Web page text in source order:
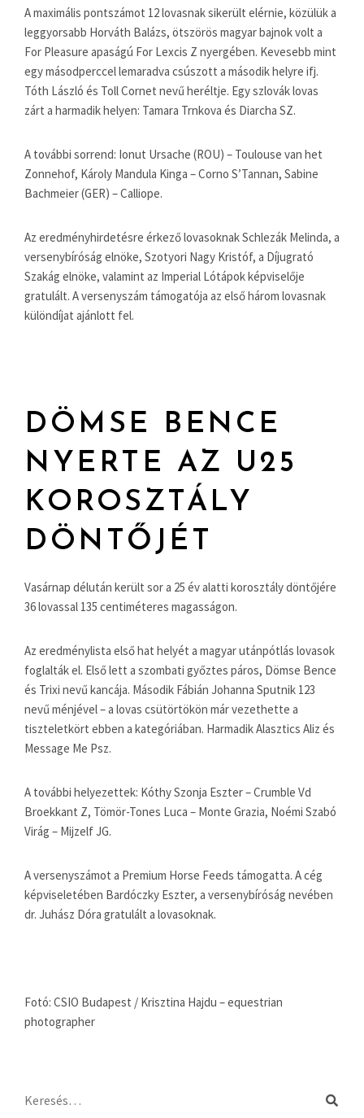
A maximális pontszámot 12 lovasnak sikerült elérnie, közülük a
leggyorsabb Horváth Balázs, ötszörös magyar bajnok volt a
For Pleasure apaságú For Lexcis Z nyergében. Kevesebb mint
egy másodperccel lemaradva csúszott a második helyre ifj.
Tóth László és Toll Cornet nevű heréltje. Egy szlovák lovas
zárt a harmadik helyen: Tamara Trnkova és Diarcha SZ.
A további sorrend: Ionut Ursache (ROU) – Toulouse van het
Zonnehof, Károly Mandula Kinga – Corno S’Tannan, Sabine
Bachmeier (GER) – Calliope.
Az eredményhirdetésre érkező lovasoknak Schlezák Melinda, a
versenybíróság elnöke, Szotyori Nagy Kristóf, a Díjugrató
Szakág elnöke, valamint az Imperial Lótápok képviselője
gratulált. A versenyszám támogatója az első három lovasnak
különdíjat ajánlott fel.
DÖMSE BENCE
NYERTE AZ U25
KOROSZTÁLY
DÖNTŐJÉT
Vasárnap délután került sor a 25 év alatti korosztály döntőjére
36 lovassal 135 centiméteres magasságon.
Az eredménylista első hat helyét a magyar utánpótlás lovasok
foglalták el. Első lett a szombati győztes páros, Dömse Bence
és Trixi nevű kancája. Második Fábián Johanna Sputnik 123
nevű ménjével – a lovas csütörtökön már vezethette a
tiszteletkört ebben a kategóriában. Harmadik Alasztics Aliz és
Message Me Psz.
A további helyezettek: Kóthy Szonja Eszter – Crumble Vd
Broekkant Z, Tömör-Tones Luca – Monte Grazia, Noémi Szabó
Virág – Mijzelf JG.
A versenyszámot a Premium Horse Feeds támogatta. A cég
képviseletében Bardóczky Eszter, a versenybíróság nevében
dr. Juhász Dóra gratulált a lovasoknak.
Fotó: CSIO Budapest / Krisztina Hajdu – equestrian
photographer